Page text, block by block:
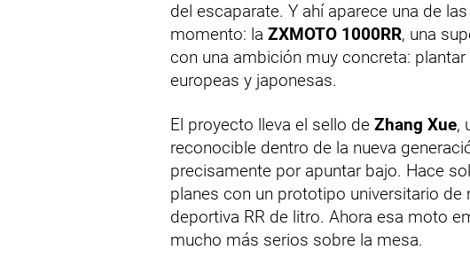
del escaparate. Y ahí aparece una de
momento: la ZXMOTO 1000RR, una
con una ambición muy concreta:
europeas y japonesas.
El proyecto lleva el sello de Zhang Xue,
reconocible dentro de la nueva
precisamente por apuntar bajo. Hace
planes con un prototipo universitario de
deportiva RR de litro. Ahora esa moto
mucho más serios sobre la mesa.